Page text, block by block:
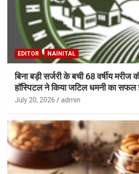
EDITOR NAINITAL
बिना बड़ी सर्जरी के बची 68 वर्षीय मरीज
हॉस्पिटल ने किया जटिल धमनी का सफल
July 20, 2026 admin